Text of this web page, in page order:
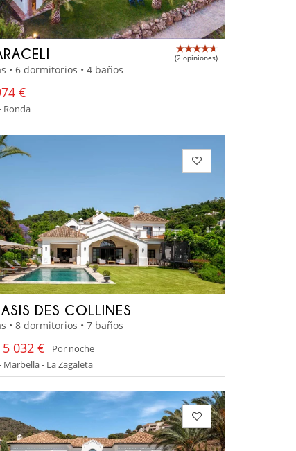
(2 opiniones)
• 6 dormitorios • 4 baños
€
Ronda
DES COLLINES
• 8 dormitorios • 7 baños
032 €
Por noche
- La Zagaleta